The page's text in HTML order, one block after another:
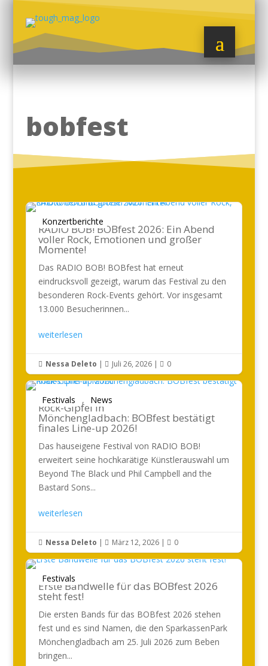
bobfest
Konzertberichte
RADIO BOB! BOBfest 2026: Ein Abend
voller Rock, Emotionen und großer
Momente!
Das RADIO BOB! BOBfest hat erneut
eindrucksvoll gezeigt, warum das Festival zu den
besonderen Rock-Events gehört. Vor insgesamt
13.000 Besucherinnen...
weiterlesen
 Nessa Deleto |  Juli 26, 2026|  0
Festivals , News
Rock-Gipfel in
Mönchengladbach: BOBfest bestätigt
finales Line-up 2026!
Das hauseigene Festival von RADIO BOB!
erweitert seine hochkarätige Künstlerauswahl um
Beyond The Black und Phil Campbell and the
Bastard Sons...
weiterlesen
 Nessa Deleto |  März 12, 2026|  0
Festivals
Erste Bandwelle für das BOBfest 2026
steht fest!
Die ersten Bands für das BOBfest 2026 stehen
fest und es sind Namen, die den SparkassenPark
Mönchengladbach am 25. Juli 2026 zum Beben
bringen...